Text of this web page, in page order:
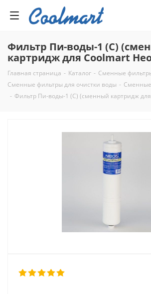
Фильтр Пи-воды-1 (C)
картридж для Coolmart
Главная страница - Каталог - Cменные
Cменные фильтры для очистки воды -
- Фильтр Пи-воды-1 (C) (сменный картридж